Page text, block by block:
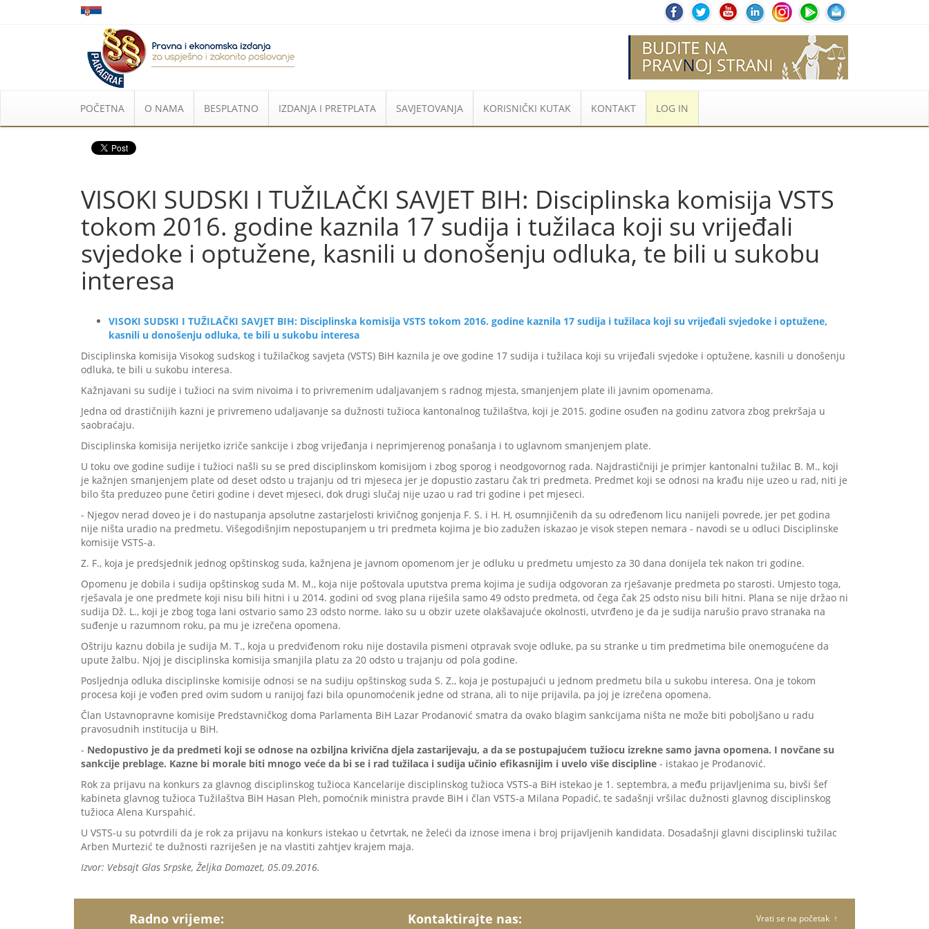
POČETNA O NAMA BESPLATNO IZDANJA I PRETPLATA SAVJETOVANJA KORISNIČKI KUTAK KONTAKT LOG IN
VISOKI SUDSKI I TUŽILAČKI SAVJET BIH: Disciplinska komisija VSTS
tokom 2016. godine kaznila 17 sudija i tužilaca koji su vrijeđali
svjedoke i optužene, kasnili u donošenju odluka, te bili u sukobu
interesa
VISOKI SUDSKI I TUŽILAČKI SAVJET BIH: Disciplinska komisija VSTS tokom 2016. godine kaznila 17 sudija i tužilaca koji su vrijeđali svjedoke i optužene,
kasnili u donošenju odluka, te bili u sukobu interesa
Disciplinska komisija Visokog sudskog i tužilačkog savjeta (VSTS) BiH kaznila je ove godine 17 sudija i tužilaca koji su vrijeđali svjedoke i optužene, kasnili u donošenju
odluka, te bili u sukobu interesa.
Kažnjavani su sudije i tužioci na svim nivoima i to privremenim udaljavanjem s radnog mjesta, smanjenjem plate ili javnim opomenama.
Jedna od drastičnijih kazni je privremeno udaljavanje sa dužnosti tužioca kantonalnog tužilaštva, koji je 2015. godine osuđen na godinu zatvora zbog prekršaja u
saobraćaju.
Disciplinska komisija nerijetko izriče sankcije i zbog vrijeđanja i neprimjerenog ponašanja i to uglavnom smanjenjem plate.
U toku ove godine sudije i tužioci našli su se pred disciplinskom komisijom i zbog sporog i neodgovornog rada. Najdrastičniji je primjer kantonalni tužilac B. M., koji
je kažnjen smanjenjem plate od deset odsto u trajanju od tri mjeseca jer je dopustio zastaru čak tri predmeta. Predmet koji se odnosi na krađu nije uzeo u rad, niti je
bilo šta preduzeo pune četiri godine i devet mjeseci, dok drugi slučaj nije uzao u rad tri godine i pet mjeseci.
- Njegov nerad doveo je i do nastupanja apsolutne zastarjelosti krivičnog gonjenja F. S. i H. H, osumnjičenih da su određenom licu nanijeli povrede, jer pet godina
nije ništa uradio na predmetu. Višegodišnjim nepostupanjem u tri predmeta kojima je bio zadužen iskazao je visok stepen nemara - navodi se u odluci Disciplinske
komisije VSTS-a.
Z. F., koja je predsjednik jednog opštinskog suda, kažnjena je javnom opomenom jer je odluku u predmetu umjesto za 30 dana donijela tek nakon tri godine.
Opomenu je dobila i sudija opštinskog suda M. M., koja nije poštovala uputstva prema kojima je sudija odgovoran za rješavanje predmeta po starosti. Umjesto toga,
rješavala je one predmete koji nisu bili hitni i u 2014. godini od svog plana riješila samo 49 odsto predmeta, od čega čak 25 odsto nisu bili hitni. Plana se nije držao ni
sudija Dž. L., koji je zbog toga lani ostvario samo 23 odsto norme. Iako su u obzir uzete olakšavajuće okolnosti, utvrđeno je da je sudija narušio pravo stranaka na
suđenje u razumnom roku, pa mu je izrečena opomena.
Oštriju kaznu dobila je sudija M. T., koja u predviđenom roku nije dostavila pismeni otpravak svoje odluke, pa su stranke u tim predmetima bile onemogućene da
upute žalbu. Njoj je disciplinska komisija smanjila platu za 20 odsto u trajanju od pola godine.
Posljednja odluka disciplinske komisije odnosi se na sudiju opštinskog suda S. Z., koja je postupajući u jednom predmetu bila u sukobu interesa. Ona je tokom
procesa koji je vođen pred ovim sudom u ranijoj fazi bila opunomoćenik jedne od strana, ali to nije prijavila, pa joj je izrečena opomena.
Član Ustavnopravne komisije Predstavničkog doma Parlamenta BiH Lazar Prodanović smatra da ovako blagim sankcijama ništa ne može biti poboljšano u radu
pravosudnih institucija u BiH.
- Nedopustivo je da predmeti koji se odnose na ozbiljna krivična djela zastarijevaju, a da se postupajućem tužiocu izrekne samo javna opomena. I novčane su
sankcije preblage. Kazne bi morale biti mnogo veće da bi se i rad tužilaca i sudija učinio efikasnijim i uvelo više discipline - istakao je Prodanović.
Rok za prijavu na konkurs za glavnog disciplinskog tužioca Kancelarije disciplinskog tužioca VSTS-a BiH istekao je 1. septembra, a među prijavljenima su, bivši šef
kabineta glavnog tužioca Tužilaštva BiH Hasan Pleh, pomoćnik ministra pravde BiH i član VSTS-a Milana Popadić, te sadašnji vršilac dužnosti glavnog disciplinskog
tužioca Alena Kurspahić.
U VSTS-u su potvrdili da je rok za prijavu na konkurs istekao u četvrtak, ne želeći da iznose imena i broj prijavljenih kandidata. Dosadašnji glavni disciplinski tužilac
Arben Murtezić te dužnosti razriješen je na vlastiti zahtjev krajem maja.
Izvor: Vebsajt Glas Srpske, Željka Domazet, 05.09.2016.
Radno vrijeme: Kontaktirajte nas: Vrati se na početak ↑